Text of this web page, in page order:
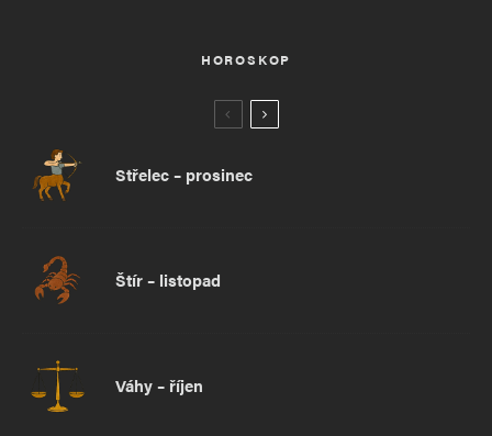
HOROSKOP
Střelec – prosinec
Štír – listopad
Váhy – říjen